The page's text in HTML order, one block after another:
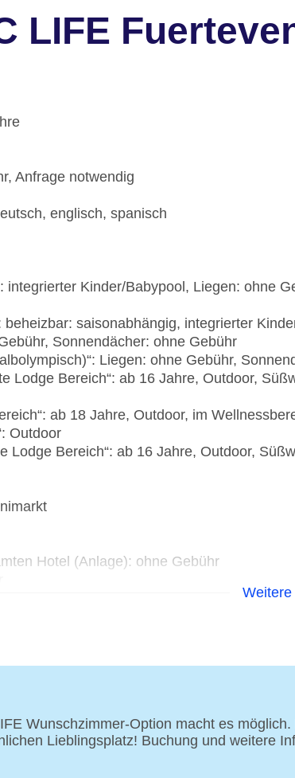
LIFE
Anfrage notwendig
englisch, spanisch
integrierter Kinder/Babypool, Liegen: ohne
beheizbar: saisonabhängig, integrierter
Sonnendächer: ohne Gebühr
Liegen: ohne Gebühr,
Lodge Bereich“: ab 16 Jahre, Outdoor,
ab 18 Jahre, Outdoor, im
Outdoor
Lodge Bereich“: ab 16 Jahre, Outdoor,
Hotel (Anlage): ohne Gebühr
Wunschzimmer-Option macht es
Lieblingsplatz! Buchung und weitere